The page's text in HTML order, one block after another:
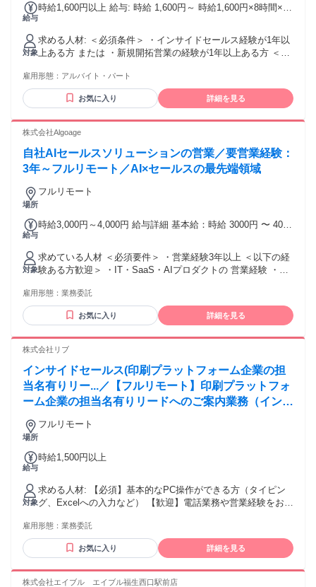
給与
時給1,600円以上 給与: 時給 1,600円～ 時給1,600円×8時間×週
対象
求める人材: ＜必須条件＞ ・インサイドセールス経験が1年以
上ある方 または ・新規開拓営業の経験が1年以上ある方 ＜歓
（入力操作が不自由なく出来れば、関数が使い方まで分から
なくてもOK） ・コミュニケーションツール（Slack)の使用に
抵抗のない方 ・顧客対応においてヒアリング～提案まで行っ
ーズを引き出すことが得意な方 ・感覚ではなく「なぜ上手く
きたい方 ▼この仕事で身につくスキル ・ヒアリング力／課題
発見力 ・再現性のあるトーク設計スキル ・インサイドセール
雇用形態： アルバイト・パート
お気に入り 詳細を見る
株式会社Algoage
自社AIセールスソリューションの営業／要営業経験：
3年～フルリモート／AI×セールスの最先端領域
場所
フルリモート
給与
時給3,000円～4,000円 給与詳細 基本給：時給 3000円 〜 4000
対象
求めている人材 ＜必須要件＞ ・営業経験3年以上 ＜以下の経
験ある方歓迎＞ ・IT・SaaS・AIプロダクトの 営業経験 ・イ
んな方に向いています＞ ・最新のAIツールを自ら試し 活用す
ることが楽しいと感じる方 ・自ら課題を見つけ、 仮説を立て
て行動できる方 ・決まったやり方に縛られず、 常に改善し続
雇用形態： 業務委託
お気に入り 詳細を見る
株式会社リブ
インサイドセールス(印刷プラットフォーム企業の担
当名有りリー...／【フルリモート】印刷プラットフォ
ーム企業の担当名有りリードへのご案内業務（インサ
イドセールス）
場所
フルリモート
給与
時給1,500円以上
対象
求める人材: 【必須】基本的なPC操作ができる方（タイピン
グ、Excelへの入力など） 【歓迎】電話業務や営業経験をお持
ーション業務が未経験の方も歓迎ですのでご安心ください
雇用形態： 業務委託
お気に入り 詳細を見る
株式会社エイブル エイブル福生西口駅前店